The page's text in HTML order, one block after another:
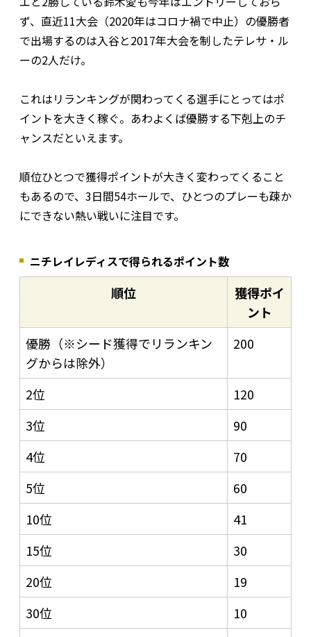
ず、直近11大会（2020年はコロナ禍で中止）の優勝者
で出場するのは入谷と2017年大会を制したテレサ・ル
ーの2人だけ。
これはリランキングが関わってくる選手にとってはポ
イントを大きく稼ぐ。あわよくば優勝する下剋上のチ
ャンスだといえます。
順位ひとつで獲得ポイントが大きく変わってくること
もあるので、3日間54ホールで、ひとつのプレーも疎か
にできない熱い戦いに注目です。
ニチレイレディスで得られるポイント数
順位
獲得ポイ
ント
優勝（※シード獲得でリランキン
グからは除外）
200
2位
120
3位
90
4位
70
5位
60
10位
41
15位
30
20位
19
30位
10